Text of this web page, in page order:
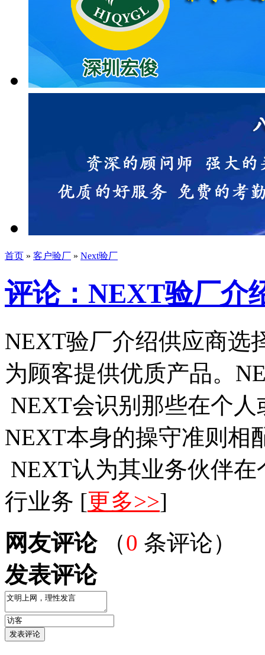
首页 » 客户验厂 » Next验厂
评论：NEXT验厂介
NEXT验厂介绍供应商选
为顾客提供优质产品。
NEXT会识别那些在个
NEXT本身的操守准则相
NEXT认为其业务伙伴
行业务 [更多>>]
网友评论（0 条评论）
发表评论